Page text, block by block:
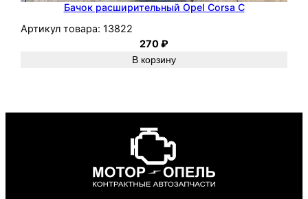
Бачок расширительный Opel Corsa C
Артикул товара: 13822
270₽
В корзину